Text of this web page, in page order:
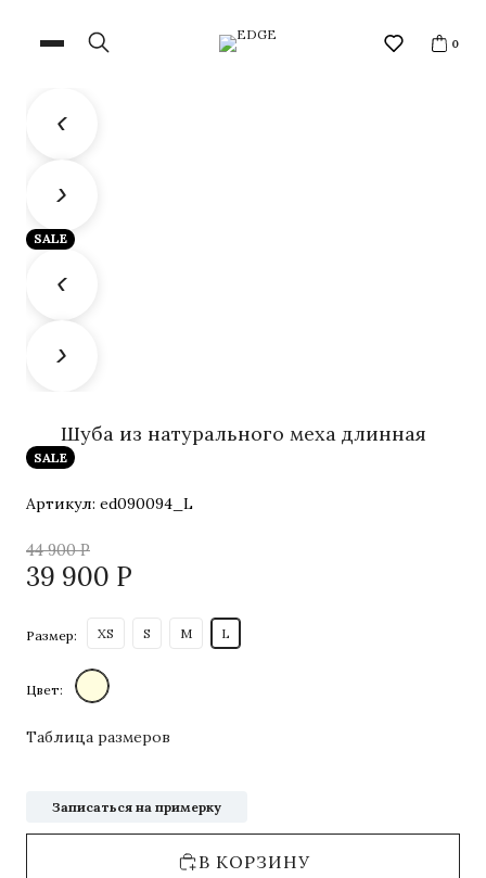
0
SALE
Шуба из натурального меха длинная
SALE
39 900 Р
44 900Р
Артикул: ed090094_L
Размер: XS S M L
Цвет:
Таблица размеров
Записаться на примерку
В КОРЗИНУ